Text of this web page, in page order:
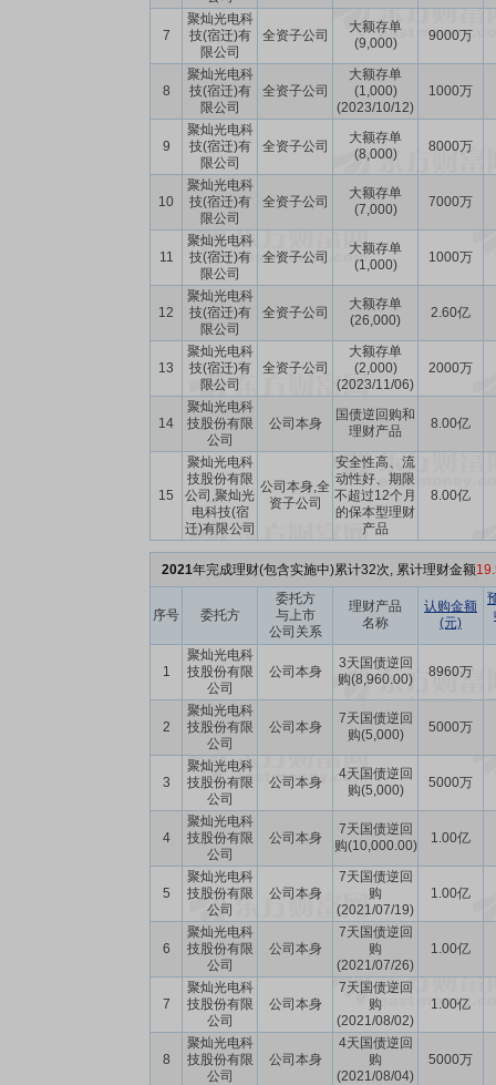
7
聚灿光电科
技(宿迁)有
限公司
全资子公司
大额存单
(9,000)
9000万
8
聚灿光电科
技(宿迁)有
限公司
全资子公司
大额存单
(1,000)
(2023/10/12)
1000万
9
聚灿光电科
技(宿迁)有
限公司
全资子公司
大额存单
(8,000)
8000万
10
聚灿光电科
技(宿迁)有
限公司
全资子公司
大额存单
(7,000)
7000万
11
聚灿光电科
技(宿迁)有
限公司
全资子公司
大额存单
(1,000)
1000万
12
聚灿光电科
技(宿迁)有
限公司
全资子公司
大额存单
(26,000)
2.60亿
13
聚灿光电科
技(宿迁)有
限公司
全资子公司
大额存单
(2,000)
(2023/11/06)
2000万
14
聚灿光电科
技股份有限
公司
公司本身
国债逆回购和
理财产品
8.00亿
15
聚灿光电科
技股份有限
公司,聚灿光
电科技(宿
迁)有限公司
公司本身,全
资子公司
安全性高、流
动性好、期限
不超过12个月
的保本型理财
产品
8.00亿
2021年完成理财(包含实施中)累计32次, 累计理财金额
序号 委托方
委托方
与上市
公司关系
理财产品
名称
认购金额
(元)
1
聚灿光电科
技股份有限
公司
公司本身
3天国债逆回
购(8,960.00)
8960万
2
聚灿光电科
技股份有限
公司
公司本身
7天国债逆回
购(5,000)
5000万
3
聚灿光电科
技股份有限
公司
公司本身
4天国债逆回
购(5,000)
5000万
4
聚灿光电科
技股份有限
公司
公司本身
7天国债逆回
购(10,000.00)
1.00亿
5
聚灿光电科
技股份有限
公司
公司本身
7天国债逆回
购
(2021/07/19)
1.00亿
6
聚灿光电科
技股份有限
公司
公司本身
7天国债逆回
购
(2021/07/26)
1.00亿
7
聚灿光电科
技股份有限
公司
公司本身
7天国债逆回
购
(2021/08/02)
1.00亿
8
聚灿光电科
技股份有限
公司
公司本身
4天国债逆回
购
(2021/08/04)
5000万